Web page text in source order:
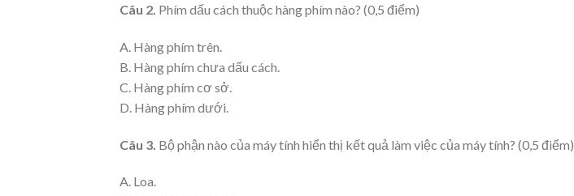
Câu 2. Phím dấu cách thuộc hàng phím nào? (0,5 điểm)
A. Hàng phím trên.
B. Hàng phím chưa dấu cách.
C. Hàng phím cơ sở.
D. Hàng phím dưới.
Câu 3. Bộ phận nào của máy tính hiển thị kết quả làm việc của máy tính? (0,5 điểm)
A. Loa.